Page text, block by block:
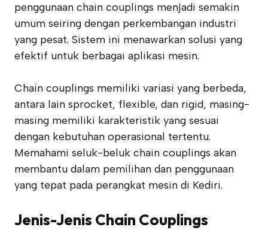
penggunaan chain couplings menjadi semakin
umum seiring dengan perkembangan industri
yang pesat. Sistem ini menawarkan solusi yang
efektif untuk berbagai aplikasi mesin.
Chain couplings memiliki variasi yang berbeda,
antara lain sprocket, flexible, dan rigid, masing-
masing memiliki karakteristik yang sesuai
dengan kebutuhan operasional tertentu.
Memahami seluk-beluk chain couplings akan
membantu dalam pemilihan dan penggunaan
yang tepat pada perangkat mesin di Kediri.
Jenis-Jenis Chain Couplings